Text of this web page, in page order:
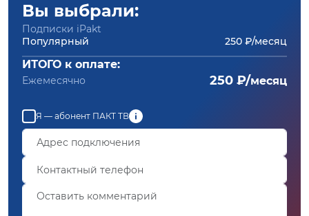
Вы выбрали:
Подписки iPakt
Популярный
250 ₽/месяц
ИТОГО к оплате:
Ежемесячно 250 ₽/месяц
Я — абонент ПАКТ ТВ